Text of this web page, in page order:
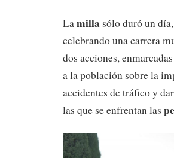
Lamilla sólo duró un
celebrando una carrera
dos acciones,
a la población sobre la
accidentes de tráfico y
las que se enfrentan las